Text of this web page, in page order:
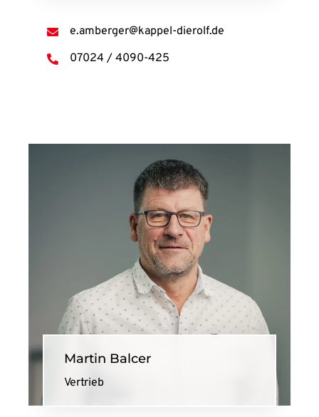
e.amberger@kappel-dierolf.de
07024 / 4090-425
Martin Balcer
Vertrieb